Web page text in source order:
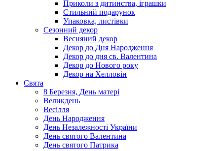
Приколи з дитинства, іграшки
Стильний подарунок
Упаковка, листівки
Сезонний декор
Весняний декор
Декор до Дня Народження
Декор до дня св. Валентина
Декор до Нового року
Декор на Хелловін
Свята
8 Березня, День матері
Великдень
Весілля
День Народження
День Незалежності України
День святого Валентина
День святого Патрика